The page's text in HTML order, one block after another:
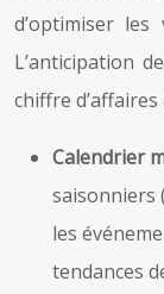
d’optimiser
L’anticipation
chiffre d’affaires
Calendrier
saisonniers
les
tendances